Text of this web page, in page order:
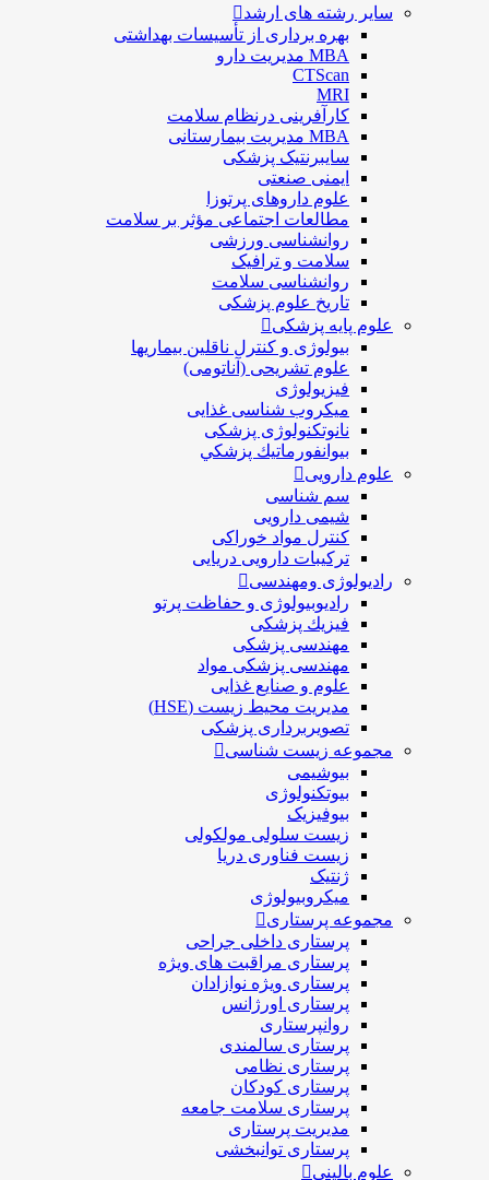
سایر رشته های ارشد
بهره برداری از تأسیسات بهداشتی
MBA مدیریت دارو
CTScan
MRI
کارآفرینی درنظام سلامت
MBA مدیریت بیمارستانی
سایبرنتیک پزشکی
ایمنی صنعتی
علوم داروهای پرتوزا
مطالعات اجتماعی مؤثر بر سلامت
روانشناسی ورزشی
سلامت و ترافیک
روانشناسی سلامت
تاریخ علوم پزشکی
علوم پایه پزشکی
بیولوژی و کنترل ناقلین بیماریها
علوم تشریحی (آناتومی)
فیزیولوژی
ميكروب شناسی غذایی
نانوتکنولوژی پزشکی
بيوانفورماتيك پزشكي
علوم دارویی
سم شناسی
شیمی دارویی
کنترل مواد خوراکی
ترکیبات دارویی دریایی
رادیولوژی ومهندسی
رادیوبیولوژی و حفاظت پرتو
فيزيك پزشکی
مهندسی پزشکی
مهندسی پزشکی مواد
علوم و صنايع غذایی
مدیریت محیط زیست (HSE)
تصویربرداری پزشکی
مجموعه زیست شناسی
بیوشیمی
بیوتکنولوژی
بیوفیزیک
زیست سلولی مولکولی
زیست فناوری دریا
ژنتیک
میکروبیولوژی
مجموعه پرستاری
پرستاری داخلی جراحی
پرستاری مراقبت های ويژه
پرستاری ويژه نوازادان
پرستاری اورژانس
روانپرستاری
پرستاری سالمندی
پرستاری نظامی
پرستاری کودکان
پرستاری سلامت جامعه
مدیریت پرستاری
پرستاری توانبخشی
علوم بالینی